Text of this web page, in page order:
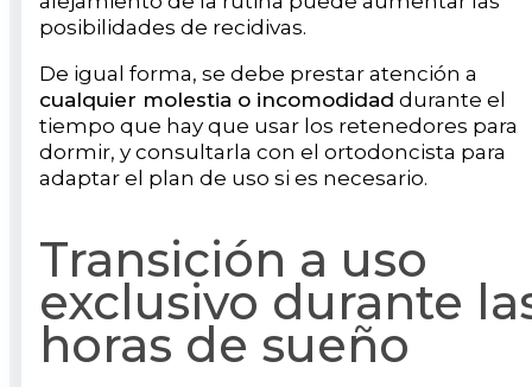
posibilidades de recidivas.
De igual forma, se debe prestar atención a
cualquier molestia o incomodidad durante el
tiempo que hay que usar los retenedores para
dormir, y consultarla con el ortodoncista para
adaptar el plan de uso si es necesario.
Transición a uso
exclusivo durante
horas de sueño